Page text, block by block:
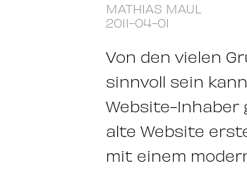
MATHIAS MAUL
2011-04-01
Von den vielen
sinnvoll sein
Website-Inhaber
alte Website
mit einem